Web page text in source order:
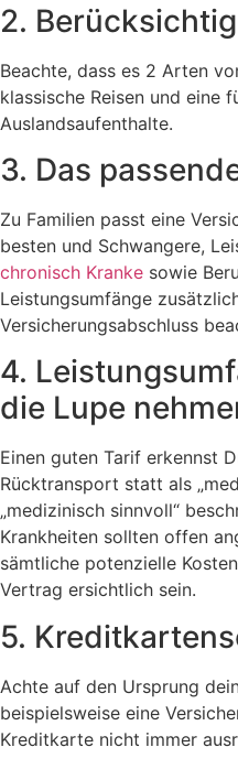
2.
Beachte, dass es 2 Arten
klassische Reisen und eine
Auslandsaufenthalte.
3. Das
Zu Familien passt eine
besten und Schwangere,
chronisch Kranke sowie
Leistungsumfänge
Versicherungsabschluss
4.
die Lupe
Einen guten Tarif erkennst
Rücktransport statt als
„medizinisch sinnvoll“
Krankheiten sollten offen
sämtliche potenzielle
Vertrag ersichtlich sein.
5.
Achte auf den Ursprung
beispielsweise eine
Kreditkarte nicht immer